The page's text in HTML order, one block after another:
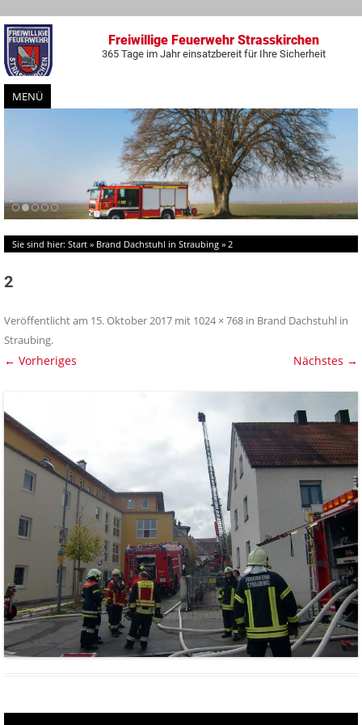
Freiwillige Feuerwehr Strasskirchen
365 Tage im Jahr einsatzbereit für Ihre Sicherheit
MENÜ
Zum
Inhalt
springen
Sie sind hier: Start » Brand Dachstuhl in Straubing » 2
2
Veröffentlicht am 15. Oktober 2017 mit 1024 × 768 in Brand Dachstuhl in
Straubing.
← Vorheriges Nächstes →